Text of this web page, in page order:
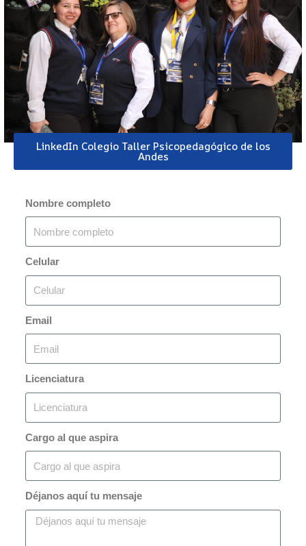
LinkedIn Colegio Taller Psicopedagógico de los
Andes
Nombre completo
Celular
Email
Licenciatura
Cargo al que aspira
Déjanos aquí tu mensaje